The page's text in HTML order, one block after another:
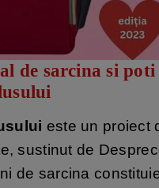
de sarcina si poti
este un proiect
sustinut de
de sarcina